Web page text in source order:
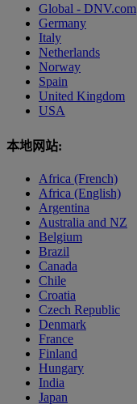
Global - DNV.com
Germany
Italy
Netherlands
Norway
Spain
United Kingdom
USA
本地网站:
Africa (French)
Africa (English)
Argentina
Australia and NZ
Belgium
Brazil
Canada
Chile
Croatia
Czech Republic
Denmark
France
Finland
Hungary
India
Japan